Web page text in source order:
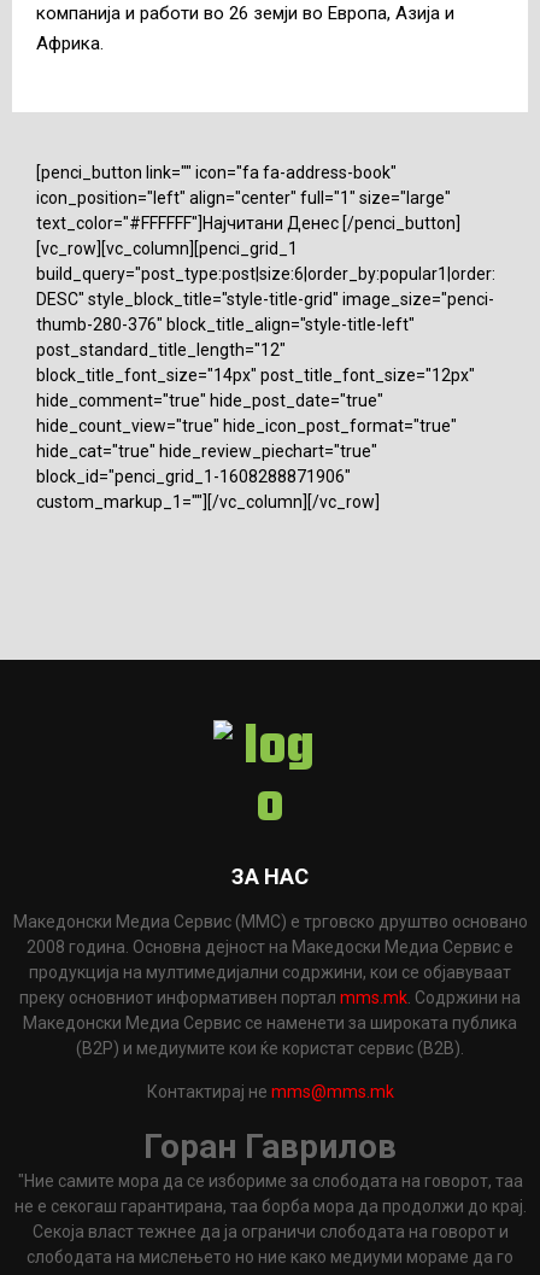
компанија и работи во 26 земји во Европа, Азија и
Африка.
[penci_button link="" icon="fa fa-address-book"
icon_position="left" align="center" full="1" size="large"
text_color="#FFFFFF"]Најчитани Денес [/penci_button]
[vc_row][vc_column][penci_grid_1
build_query="post_type:post|size:6|order_by:popular1|order:
DESC" style_block_title="style-title-grid" image_size="penci-
thumb-280-376" block_title_align="style-title-left"
post_standard_title_length="12"
block_title_font_size="14px" post_title_font_size="12px"
hide_comment="true" hide_post_date="true"
hide_count_view="true" hide_icon_post_format="true"
hide_cat="true" hide_review_piechart="true"
block_id="penci_grid_1-1608288871906"
custom_markup_1=""][/vc_column][/vc_row]
ЗА НАС
Македонски Медиа Сервис (ММС) е трговско друштво основано
2008 година. Основна дејност на Македоски Медиа Сервис е
продукција на мултимедијални содржини, кои се објавуваат
преку основниот информативен портал mms.mk . Содржини на
Македонски Медиа Сервис се наменети за широката публика
(B2P) и медиумите кои ќе користат сервис (B2B).
Контактирај не mms@mms.mk
Горан Гаврилов
"Ние самите мора да се избориме за слободата на говорот, таа
не е секогаш гарантирана, таа борба мора да продолжи до крај.
Секоја власт тежнее да ја ограничи слободата на говорот и
слободата на мислењето но ние како медиуми мораме да го